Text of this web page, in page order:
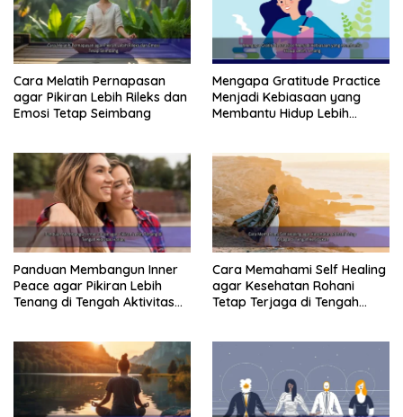
Cara Melatih Pernapasan
agar Pikiran Lebih Rileks dan
Emosi Tetap Seimbang
Mengapa Gratitude Practice
Menjadi Kebiasaan yang
Membantu Hidup Lebih
Panduan Membangun Inner
Peace agar Pikiran Lebih
Tenang di Tengah Aktivitas
Cara Memahami Self Healing
agar Kesehatan Rohani
Tetap Terjaga di Tengah